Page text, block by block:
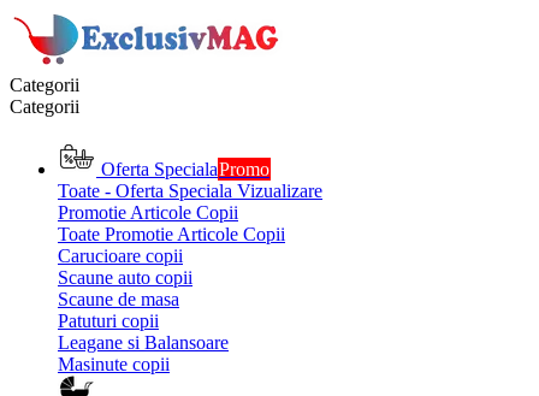
Categorii
Categorii
Oferta SpecialaPromo
Toate - Oferta Speciala Vizualizare
Promotie Articole Copii
Toate Promotie Articole Copii
Carucioare copii
Scaune auto copii
Scaune de masa
Patuturi copii
Leagane si Balansoare
Masinute copii